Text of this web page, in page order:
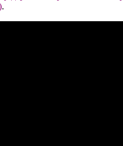
.